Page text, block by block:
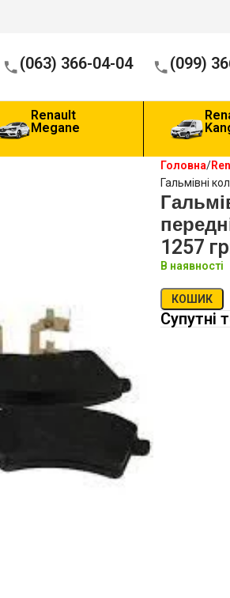
(063) 366-04-04 (099)
Renault
Megane
Головна
Гальмівні
1257
В наявності
КОШИК
Супутні